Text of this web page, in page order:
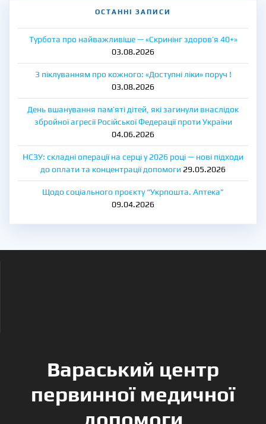
ОСТАННІ ЗАПИСИ
Турбота про найважливіше — «Скринінг здоров’я 40+»
03.08.2026
З піклуванням про кожного: «Доступні ліки» поруч !
03.08.2026
День вшанування пам’яті дітей, які загинули внаслідок
збройної агресії Російської Федерації проти України
04.06.2026
НСЗУ: складні операції на серці у 2026 році — нові підходи
до оплати та концентрації допомоги 29.05.2026
Щодо соціального проєкту “Укрпошта. Аптека”
09.04.2026
Вараський центр
первинної медичної
допомоги